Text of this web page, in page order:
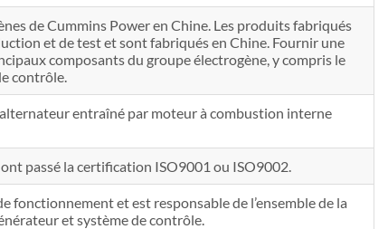
de Cummins Power en Chine. Les produits fabriqués
et de test et sont fabriqués en Chine. Fournir une
composants du groupe électrogène, y compris le
contrôle.
entraîné par moteur à combustion interne
passé la certification ISO9001 ou ISO9002.
fonctionnement et est responsable de l’ensemble de la
et système de contrôle.